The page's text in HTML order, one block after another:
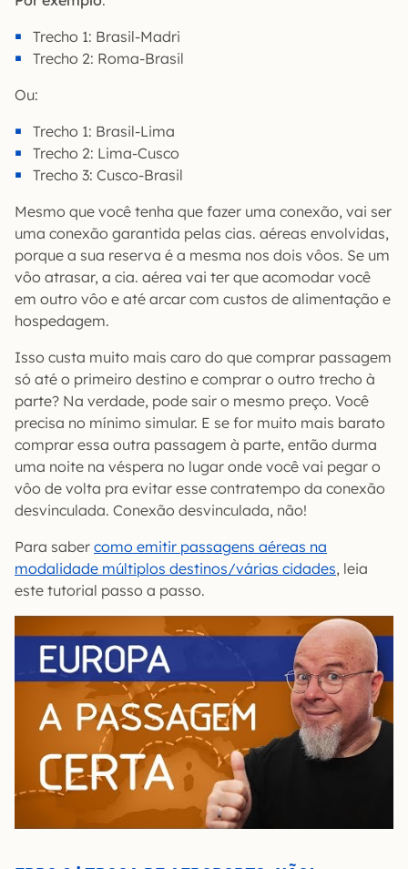
Trecho 1: Brasil-Madri
Trecho 2: Roma-Brasil
Ou:
Trecho 1: Brasil-Lima
Trecho 2: Lima-Cusco
Trecho 3: Cusco-Brasil
Mesmo que você tenha que fazer uma conexão, vai ser
uma conexão garantida pelas cias. aéreas envolvidas,
porque a sua reserva é a mesma nos dois vôos. Se um
vôo atrasar, a cia. aérea vai ter que acomodar você
em outro vôo e até arcar com custos de alimentação e
hospedagem.
Isso custa muito mais caro do que comprar passagem
só até o primeiro destino e comprar o outro trecho à
parte? Na verdade, pode sair o mesmo preço. Você
precisa no mínimo simular. E se for muito mais barato
comprar essa outra passagem à parte, então durma
uma noite na véspera no lugar onde você vai pegar o
vôo de volta pra evitar esse contratempo da conexão
desvinculada. Conexão desvinculada, não!
Para saber como emitir passagens aéreas na
modalidade múltiplos destinos/várias cidades, leia
este tutorial passo a passo.